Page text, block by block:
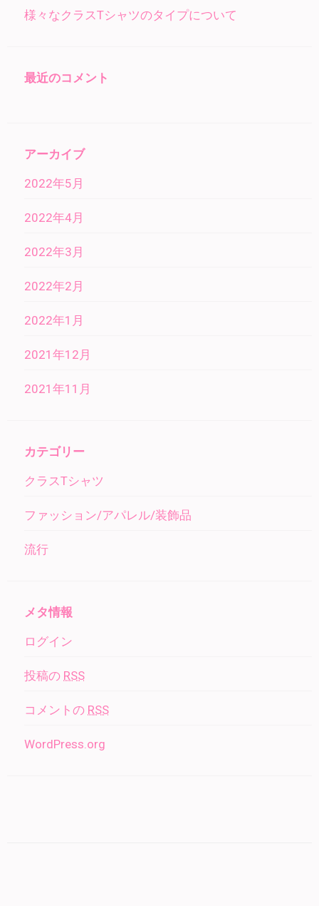
様々なクラスTシャツのタイプについて
最近のコメント
アーカイブ
2022年5月
2022年4月
2022年3月
2022年2月
2022年1月
2021年12月
2021年11月
カテゴリー
クラスTシャツ
ファッション/アパレル/装飾品
流行
メタ情報
ログイン
投稿の RSS
コメントの RSS
WordPress.org